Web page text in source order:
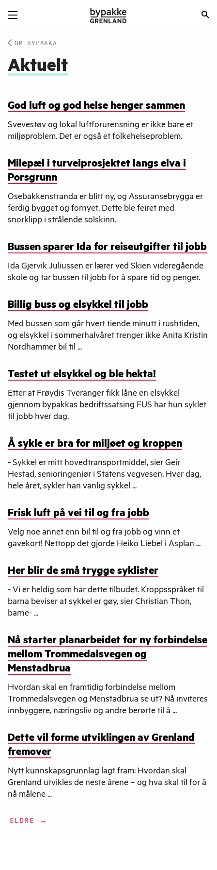
OM BYPAKKA
Aktuelt
God luft og god helse henger sammen
Svevestøv og lokal luftforurensning er ikke bare et
miljøproblem. Det er også et folkehelseproblem.
Milepæl i turveiprosjektet langs elva i
Porsgrunn
Osebakkenstranda er blitt ny, og Assuransebrygga er
ferdig bygget og fornyet. Dette ble feiret med
snorklipp i strålende solskinn.
Bussen sparer Ida for reiseutgifter til jobb
Ida Gjervik Juliussen er lærer ved Skien videregående
skole og tar bussen til jobb for å spare tid og penger.
Billig buss og elsykkel til jobb
Med bussen som går hvert tiende minutt i rushtiden,
og elsykkel i sommerhalvåret trenger ikke Anita Kristin
Nordhammer bil til ...
Testet ut elsykkel og ble hekta!
Etter at Frøydis Tveranger fikk låne en elsykkel
gjennom bypakkas bedriftssatsing FUS har hun syklet
til jobb hver dag.
Å sykle er bra for miljøet og kroppen
- Sykkel er mitt hovedtransportmiddel, sier Geir
Hestad, senioringeniør i Statens vegvesen. Hver dag,
hele året, sykler han vanlig sykkel ...
Frisk luft på vei til og fra jobb
Velg noe annet enn bil til og fra jobb og vinn et
gavekort! Nettopp det gjorde Heiko Liebel i Asplan ...
Her blir de små trygge syklister
- Vi er heldig som har dette tilbudet. Kroppsspråket til
barna beviser at sykkel er gøy, sier Christian Thon,
barne- ...
Nå starter planarbeidet for ny forbindelse
mellom Trommedalsvegen og
Menstadbrua
Hvordan skal en framtidig forbindelse mellom
Trommedalsvegen og Menstadbrua se ut? Nå inviteres
innbyggere, næringsliv og andre berørte til å ...
Dette vil forme utviklingen av Grenland
fremover
Nytt kunnskapsgrunnlag lagt fram: Hvordan skal
Grenland utvikles de neste årene – og hva skal til for å
nå målene ...
ELDRE →